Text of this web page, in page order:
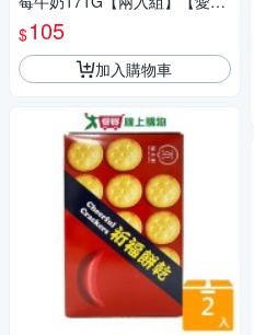
買】
$105
加入購物車